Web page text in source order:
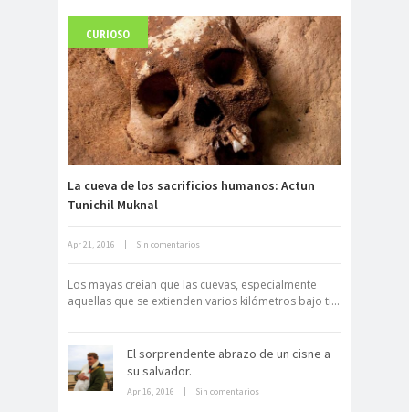
Carlo Acutis, el beato incorrupto de
15 años
Archivo Getty, un tesoro bajo tierra
La derrota británica en Cartagena
CURIOSO
La cueva de los sacrificios humanos: Actun
Tunichil Muknal
Apr 21, 2016 | Sin comentarios
Los mayas creían que las cuevas, especialmente
aquellas que se extienden varios kilómetros bajo ti...
El sorprendente abrazo de un cisne a
su salvador.
Apr 16, 2016 | Sin comentarios